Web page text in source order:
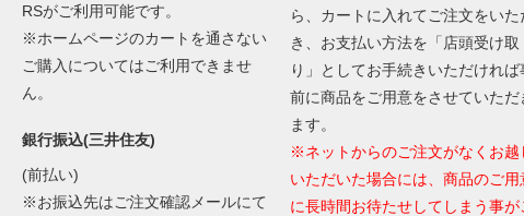
RSがご利用可能です。
※ホームページのカートを通さない
ご購入についてはご利用できませ
ん。
銀行振込(三井住友)
(前払い)
※お振込先はご注文確認メールにて
ら、カートに入れてご注文をいた
き、お支払い方法を「店頭受け取
り」としてお手続きいただければ
前に商品をご用意をさせていただ
ます。
※ネットからのご注文がなくお越
いただいた場合には、商品のご用
に長時間お待たせしてしまう事が